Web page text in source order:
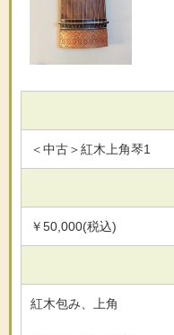
＜中古＞紅木上角琴1
￥50,000(税込)
紅木包み、上角